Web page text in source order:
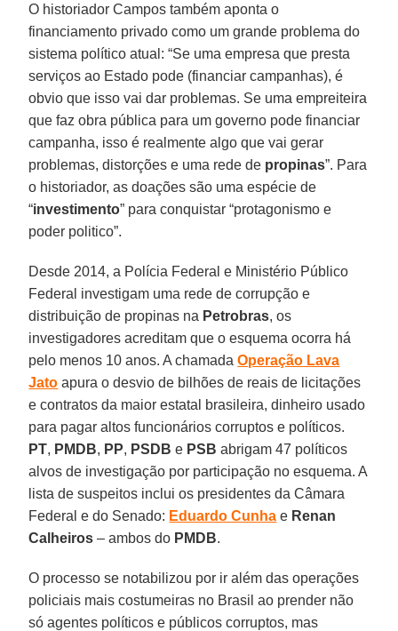
O historiador Campos também aponta o
financiamento privado como um grande problema do
sistema político atual: “Se uma empresa que presta
serviços ao Estado pode (financiar campanhas), é
obvio que isso vai dar problemas. Se uma empreiteira
que faz obra pública para um governo pode financiar
campanha, isso é realmente algo que vai gerar
problemas, distorções e uma rede de propinas”. Para
o historiador, as doações são uma espécie de
“investimento” para conquistar “protagonismo e
poder politico”.
Desde 2014, a Polícia Federal e Ministério Público
Federal investigam uma rede de corrupção e
distribuição de propinas na Petrobras, os
investigadores acreditam que o esquema ocorra há
pelo menos 10 anos. A chamadaOperação Lava
Jato apura o desvio de bilhões de reais de licitações
e contratos da maior estatal brasileira, dinheiro usado
para pagar altos funcionários corruptos e políticos.
PT, PMDB, PP, PSDB e PSB abrigam 47 políticos
alvos de investigação por participação no esquema. A
lista de suspeitos inclui os presidentes da Câmara
Federal e do Senado: Eduardo Cunha e Renan
Calheiros – ambos do PMDB.
O processo se notabilizou por ir além das operações
policiais mais costumeiras no Brasil ao prender não
só agentes políticos e públicos corruptos, mas